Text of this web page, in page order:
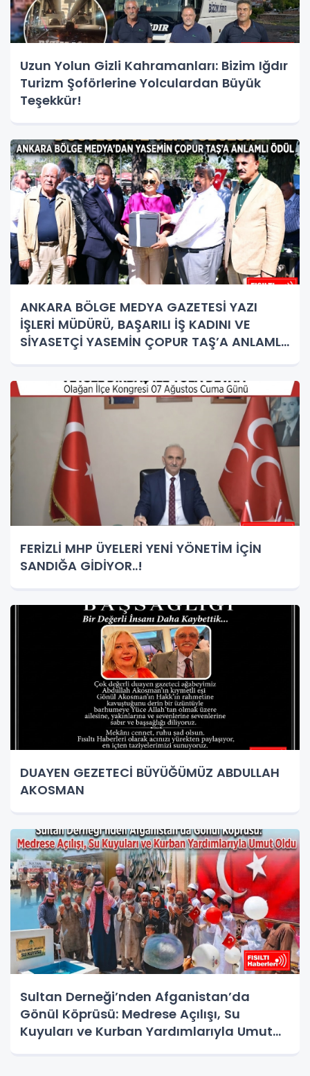
Uzun Yolun Gizli Kahramanları: Bizim Iğdır
Turizm Şoförlerine Yolculardan Büyük
Teşekkür!
ANKARA BÖLGE MEDYA GAZETESİ YAZI
İŞLERİ MÜDÜRÜ, BAŞARILI İŞ KADINI VE
SİYASETÇİ YASEMİN ÇOPUR TAŞ’A ANLAMLI
FERİZLİ MHP ÜYELERİ YENİ YÖNETİM İÇİN
SANDIĞA GİDİYOR..!
DUAYEN GEZETECİ BÜYÜĞÜMÜZ ABDULLAH
AKOSMAN
Sultan Derneği’nden Afganistan’da
Gönül Köprüsü: Medrese Açılışı, Su
Kuyuları ve Kurban Yardımlarıyla Umut